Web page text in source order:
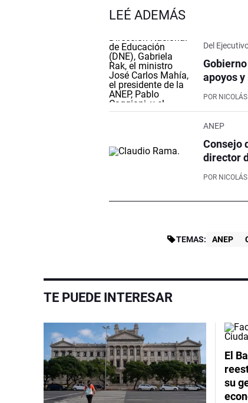
LEÉ ADEMÁS
Del
apoyos
POR
ANEP
Consejo
director
POR
TEMAS: ANEP
TE PUEDE INTERESAR
El
su